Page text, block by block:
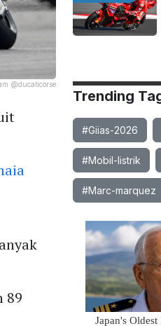
@ducaticorse
89
Trending
#Giias-2026
#Mobil-listrik
#Marc-marquez